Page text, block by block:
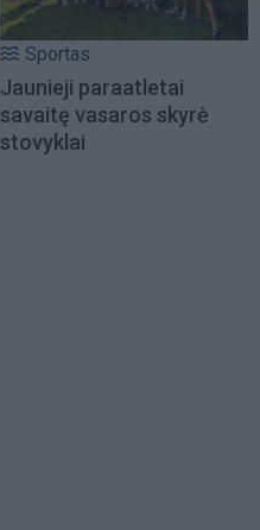
Sportas
Jaunieji paraatletai
savaitę vasaros skyrė
stovyklai